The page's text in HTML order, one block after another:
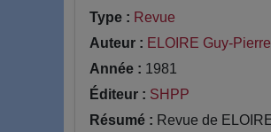
Type : Revue
Auteur : ELOIRE Guy-Pierre
Année : 1981
Éditeur : SHPP
Résumé : Revue de